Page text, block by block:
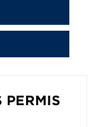
PERMIS